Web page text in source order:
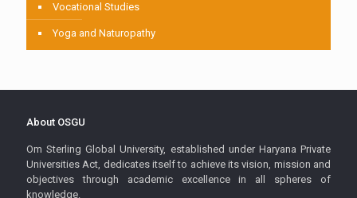
Vocational Studies
Yoga and Naturopathy
About OSGU
Om Sterling Global University, established under Haryana Private
Universities Act, dedicates itself to achieve its vision, mission and
objectives through academic excellence in all spheres of
knowledge.